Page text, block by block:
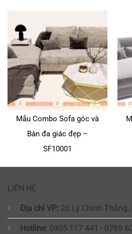
Mẫu Combo Sofa góc và
Bàn đa giác đẹp –
SF10001
LIÊN HỆ
Địa chỉ VP: 26 Lý Chính
Hotline: 0905 117 441 - 0769